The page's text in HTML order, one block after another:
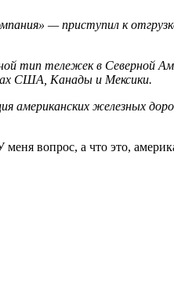
— приступил к
тип тележек в Северной
США, Канады и Мексики.
американских железных
вопрос, а что это,